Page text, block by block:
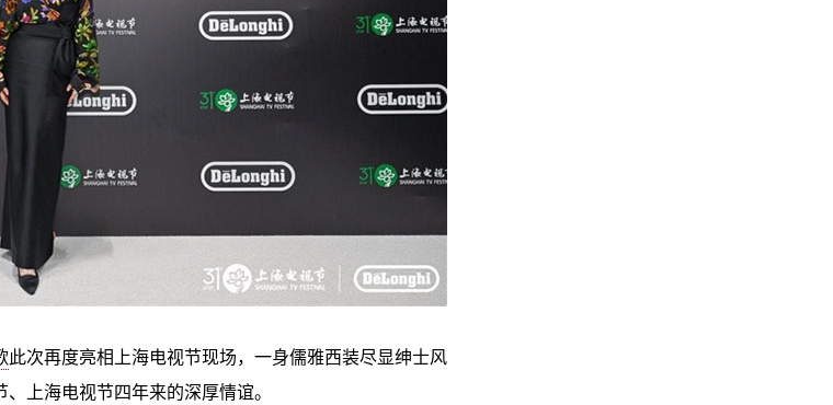
此次再度亮相上海电视节现场，一身儒雅西装尽显绅士风
上海电视节四年来的深厚情谊。